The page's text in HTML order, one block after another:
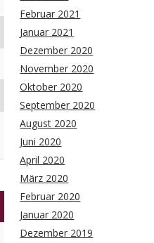
Februar 2021
Januar 2021
Dezember 2020
November 2020
Oktober 2020
September 2020
August 2020
Juni 2020
April 2020
März 2020
Februar 2020
Januar 2020
Dezember 2019